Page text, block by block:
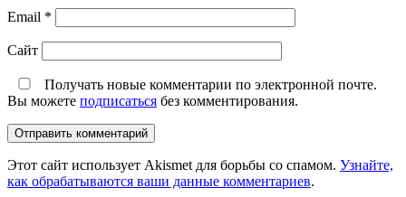
Email *
Сайт
Получать новые комментарии по электронной почте.
Вы можете подписаться без комментирования.
Этот сайт использует Akismet для борьбы со спамом. Узнайте,
как обрабатываются ваши данные комментариев.